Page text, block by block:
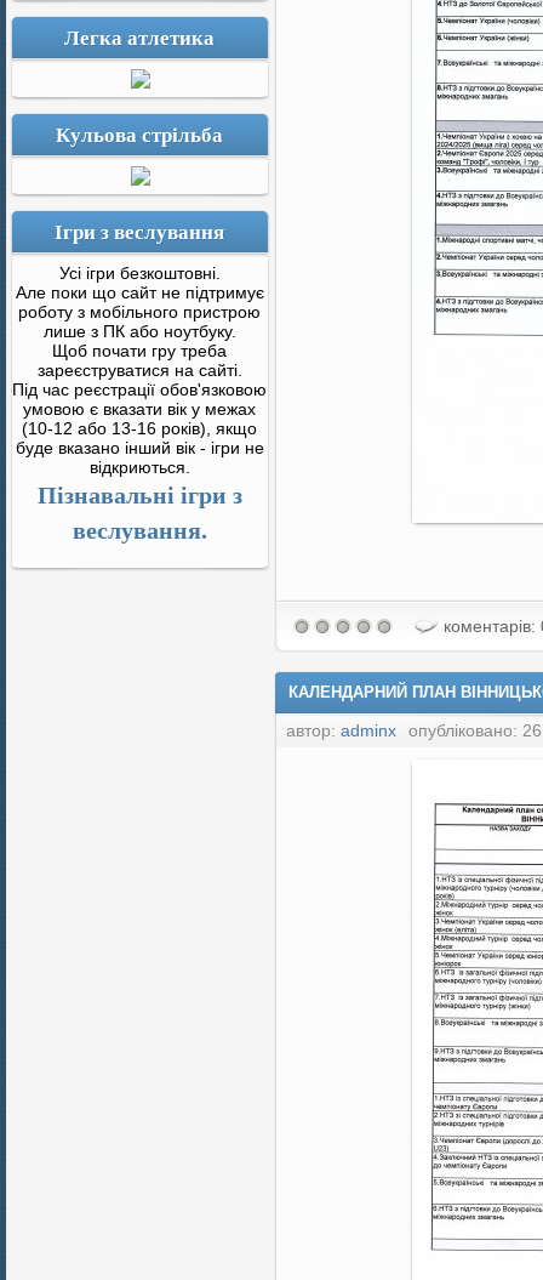
Легка атлетика
Кульова стрільба
Ігри з веслування
Усі ігри безкоштовні.
Але поки що сайт не підтримує
роботу з мобільного пристрою
лише з ПК або ноутбуку.
Щоб почати гру треба
зареєструватися на сайті.
Під час реєстрації обов'язковою
умовою є вказати вік у межах
(10-12 або 13-16 років), якщо
буде вказано інший вік - ігри не
відкриються.
Пізнавальні ігри з
веслування.
коментарів:
КАЛЕНДАРНИЙ ПЛАН
автор: adminx опубліковано: